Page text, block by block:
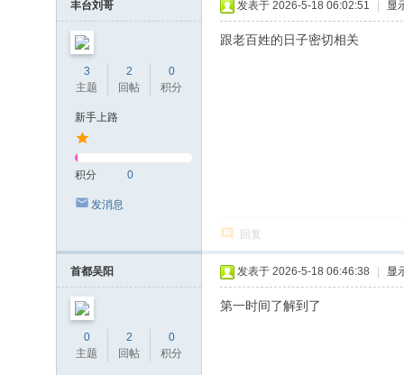
丰台刘哥
3
主题
2
回帖
0
积分
新手上路
积分 0
发消息
发表于 2026-5-18 06:02:51 显
跟老百姓的日子密切相关
回复
首都吴阳
0
主题
2
回帖
0
积分
发表于 2026-5-18 06:46:38 显
第一时间了解到了